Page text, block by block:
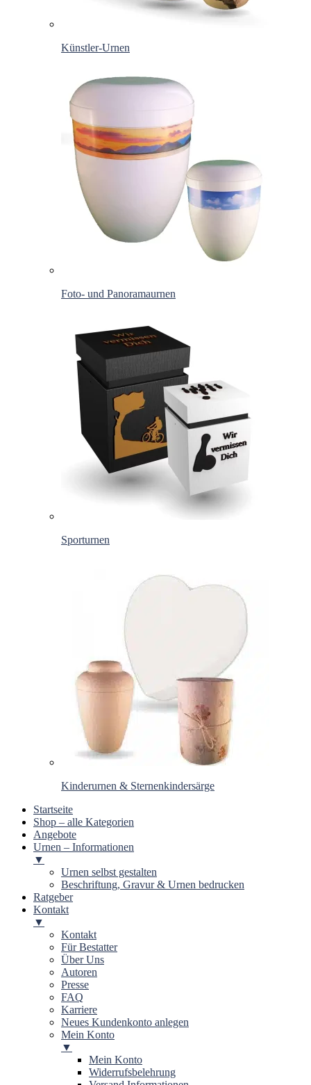
Künstler-Urnen
Foto- und Panoramaurnen
Sporturnen
Kinderurnen & Sternenkindersärge
Startseite
Shop – alle Kategorien
Angebote
Urnen – Informationen
▼
Urnen selbst gestalten
Beschriftung, Gravur & Urnen bedrucken
Ratgeber
Kontakt
▼
Kontakt
Für Bestatter
Über Uns
Autoren
Presse
FAQ
Karriere
Neues Kundenkonto anlegen
Mein Konto
▼
Mein Konto
Widerrufsbelehrung